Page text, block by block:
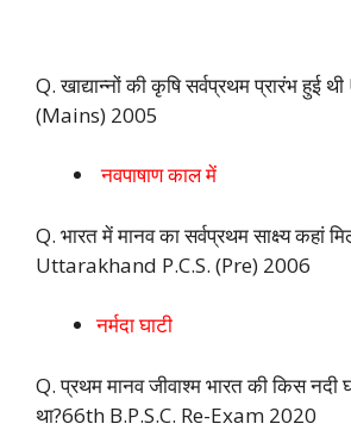
Q. खाद्यान्नों की कृषि सर्वप्रथम प्रारंभ हुई
(Mains) 2005
नवपाषाण काल में
Q. भारत में मानव का सर्वप्रथम साक्ष्य कहां
Uttarakhand P.C.S. (Pre) 2006
नर्मदा घाटी
Q. प्रथम मानव जीवाश्म भारत की किस नदी
था?66th B.P.S.C. Re-Exam 2020